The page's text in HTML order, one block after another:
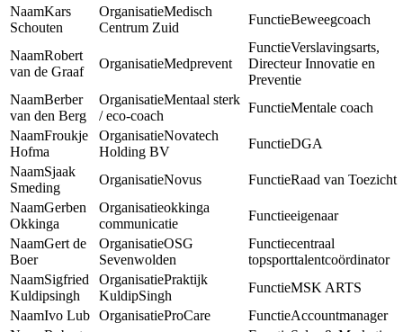
Kars
Schouten
Medisch
Centrum Zuid
Beweegcoach
Robert
van de Graaf
Medprevent
Verslavingsarts,
Directeur Innovatie en
Preventie
Berber
van den Berg
Mentaal sterk
/ eco-coach
Mentale coach
Froukje
Hofma
Novatech
Holding BV
DGA
Sjaak
Smeding
Novus
Raad van Toezicht
Gerben
Okkinga
okkinga
communicatie
eigenaar
Gert de
Boer
OSG
Sevenwolden
centraal
topsporttalentcoördinator
Sigfried
Kuldipsingh
Praktijk
KuldipSingh
MSK ARTS
Ivo Lub
ProCare
Accountmanager